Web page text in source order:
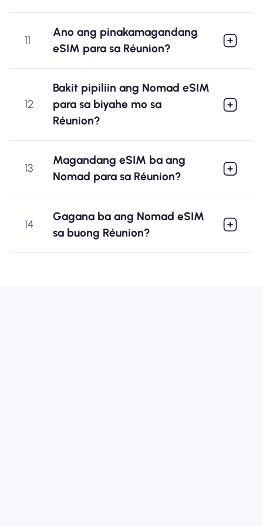
11
Ano ang pinakamagandang
eSIM para sa Réunion?
12
Bakit pipiliin ang Nomad eSIM
para sa biyahe mo sa
Réunion?
13
Magandang eSIM ba ang
Nomad para sa Réunion?
14
Gagana ba ang Nomad eSIM
sa buong Réunion?